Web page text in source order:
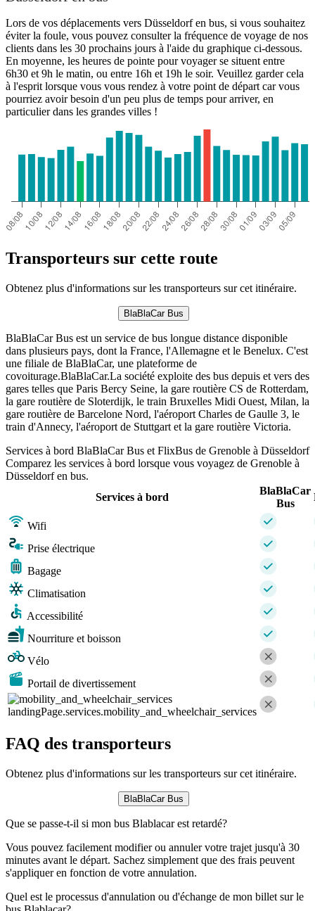
Lors de vos déplacements vers Düsseldorf en bus, si vous souhaitez
éviter la foule, vous pouvez consulter la fréquence de voyage de nos
clients dans les 30 prochains jours à l'aide du graphique ci-dessous.
En moyenne, les heures de pointe pour voyager se situent entre
6h30 et 9h le matin, ou entre 16h et 19h le soir. Veuillez garder cela
à l'esprit lorsque vous vous rendez à votre point de départ car vous
pourriez avoir besoin d'un peu plus de temps pour arriver, en
particulier dans les grandes villes !
Transporteurs sur cette route
Obtenez plus d'informations sur les transporteurs sur cet itinéraire.
BlaBlaCar Bus
BlaBlaCar Bus est un service de bus longue distance disponible
dans plusieurs pays, dont la France, l'Allemagne et le Benelux. C'est
une filiale de BlaBlaCar, une plateforme de
covoiturage.BlaBlaCar.La société exploite des bus depuis et vers des
gares telles que Paris Bercy Seine, la gare routière CS de Rotterdam,
la gare routière de Sloterdijk, le train Bruxelles Midi Ouest, Milan, la
gare routière de Barcelone Nord, l'aéroport Charles de Gaulle 3, le
train d'Annecy, l'aéroport de Stuttgart et la gare routière Victoria.
Services à bord BlaBlaCar Bus et FlixBus de Grenoble à Düsseldorf
Comparez les services à bord lorsque vous voyagez de Grenoble à
Düsseldorf en bus.
Services à bord
BlaBlaCar
Bus
Wifi
Prise électrique
Bagage
Climatisation
Accessibilité
Nourriture et boisson
Vélo
Portail de divertissement
landingPage.services.mobility_and_wheelchair_services
FAQ des transporteurs
Obtenez plus d'informations sur les transporteurs sur cet itinéraire.
BlaBlaCar Bus
Que se passe-t-il si mon bus Blablacar est retardé?
Vous pouvez facilement modifier ou annuler votre trajet jusqu'à 30
minutes avant le départ. Sachez simplement que des frais peuvent
s'appliquer en fonction de votre annulation.
Quel est le processus d'annulation ou d'échange de mon billet sur le